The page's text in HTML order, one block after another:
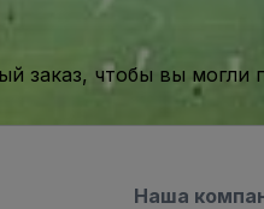
чтобы вы могли
Наша